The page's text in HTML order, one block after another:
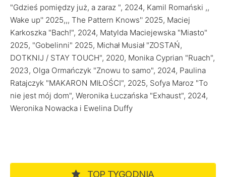
"Gdzieś pomiędzy już, a zaraz ", 2024, Kamil Romański ,,
Wake up'' 2025,,, The Pattern Knows'' 2025, Maciej
Karkoszka "Bach!", 2024, Matylda Maciejewska "Miasto"
2025, "Gobelinni" 2025, Michał Musiał "ZOSTAŃ,
DOTKNIJ / STAY TOUCH", 2020, Monika Cyprian "Ruach",
2023, Olga Ormańczyk "Znowu to samo", 2024, Paulina
Ratajczyk "MAKARON MIŁOŚCI", 2025, Sofya Maroz "To
nie jest mój dom", Weronika Łuczańska "Exhaust", 2024,
Weronika Nowacka i Ewelina Duffy
TOP TYGODNIA